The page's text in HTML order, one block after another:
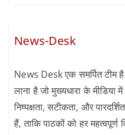
News-Desk
News Desk एक समर्पित टीम
लाना है जो मुख्यधारा के
निष्पक्षता, सटीकता, और
हैं, ताकि पाठकों को हर